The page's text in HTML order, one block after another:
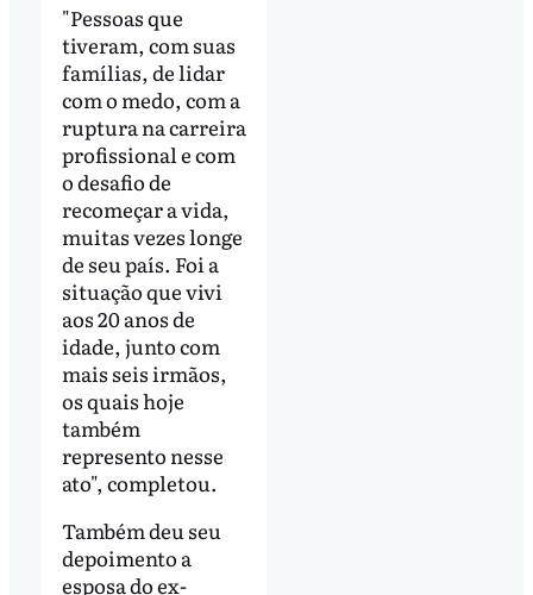
"Pessoas que
tiveram, com suas
famílias, de lidar
com o medo, com a
ruptura na carreira
profissional e com
o desafio de
recomeçar a vida,
muitas vezes longe
de seu país. Foi a
situação que vivi
aos 20 anos de
idade, junto com
mais seis irmãos,
os quais hoje
também
represento nesse
ato", completou.
Também deu seu
depoimento a
esposa do ex-